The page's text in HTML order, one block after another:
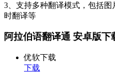
3、支持多种翻译模式，包括
时翻译等
阿拉伯语翻译通 安卓版下
优软下载
下载